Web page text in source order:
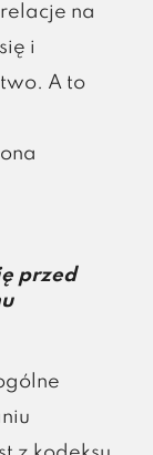
na
i
A to
przed